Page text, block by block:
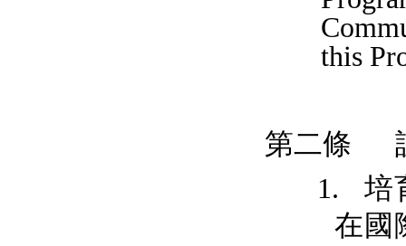
this
第二條
1.
培
在國